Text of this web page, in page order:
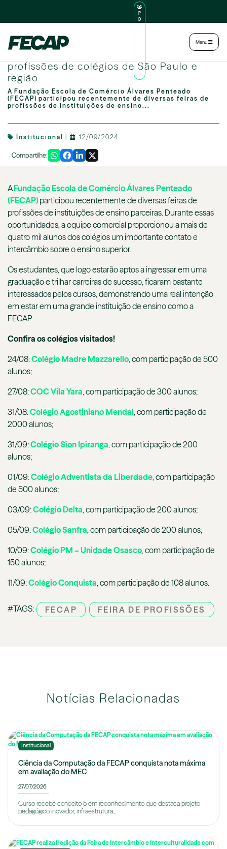
P
O
U
N
Menu
FECAP marca presença diversas feiras de
profissões de colégios de São Paulo e
região
A Fundação Escola de Comércio Álvares Penteado
(FECAP) participou recentemente de diversas feiras de
profissões de instituições de ensino...
Institucional 12/09/2024
Compartilhe:
AFundação Escola de Comércio Álvares Penteado
(FECAP)participou recentemente de diversas feiras de
profissões de instituições de ensino parceiras. Durante essas
oportunidades, a equipe comercial proporcionou a mais de
quatro mil alunos dos colégios um importante contato e
intercâmbio sobre o ensino superior.
Os estudantes, que logo estarão aptos a ingressar em uma
graduação e trilhar carreiras de sucesso, ficaram bastante
interessados pelos cursos, demonstrando uma real intenção
em estar em uma grande instituição de ensino como a
FECAP.
Confira os colégios visitados!
24/08:Colégio Madre Mazzarello, com participação de 500
alunos;
27/08:COC Vila Yara, com participação de 300 alunos;
31/08:Colégio Agostiniano Mendal, com participação de
2000 alunos;
31/09:Colégio Sion Ipiranga, com participação de 200
alunos;
01/09:Colégio Adventista da Liberdade, com participação
de 500 alunos;
03/09:Colégio Delta, com participação de 200 alunos;
05/09:Colégio Sanfra, com participação de 200 alunos;
10/09:Colégio PM – Unidade Osasco, com participação de
150 alunos;
11/09:Colégio Conquista, com participação de 108 alunos.
#TAGS: FECAP FEIRA DE PROFISSÕES
Notícias Relacionadas
Institucional
Ciência da Computação da FECAP conquista nota máxima
em avaliação do MEC
27/07/2026
Curso recebe conceito 5 em reconhecimento que destaca projeto
pedagógico inovador, infraestrutura...